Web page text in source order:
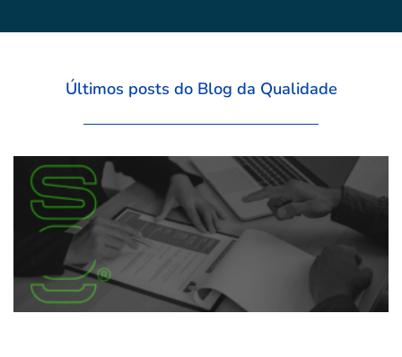
Últimos posts do Blog da Qualidade